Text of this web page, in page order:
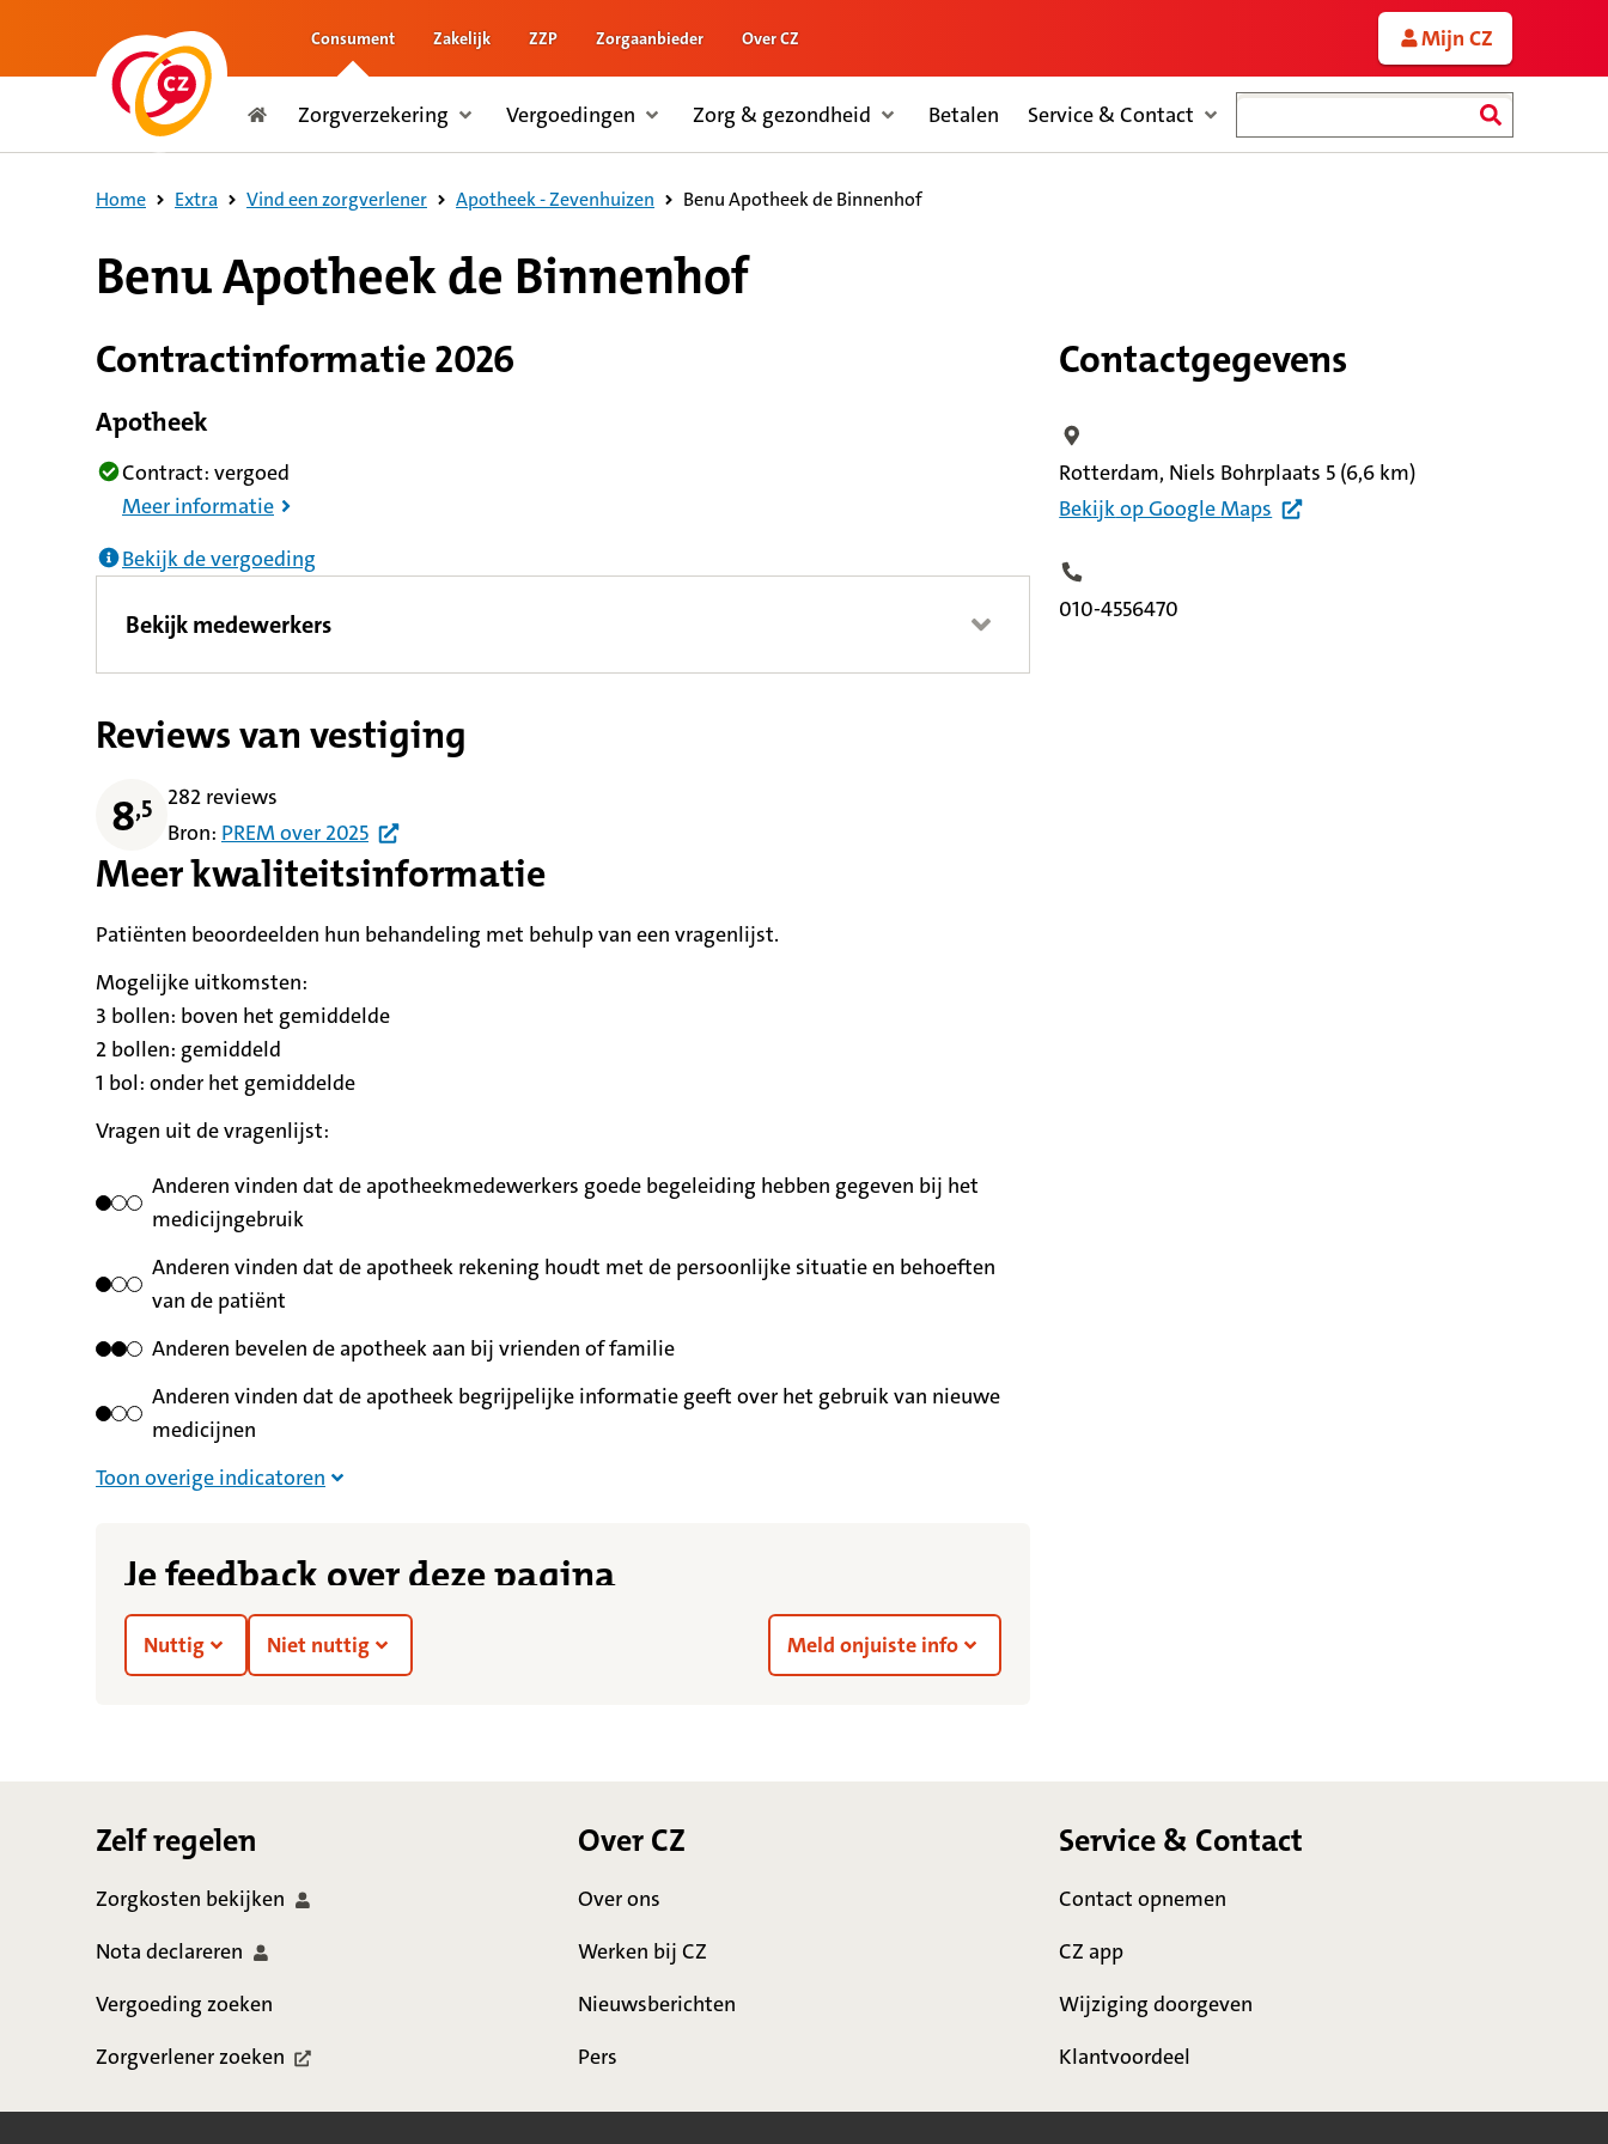
de inhoud
Consument Zakelijk ZZP Zorgaanbieder Over CZ Mijn CZ
Consument
Zorgverzekering Vergoedingen Zorg & gezondheid Betalen Service & Contact
Home Extra Vind een zorgverlener Apotheek - Zevenhuizen Benu Apotheek de Binnenhof
Benu Apotheek de Binnenhof
Contractinformatie 2026
Apotheek
Contract: vergoed
Meer informatie
Bekijk de vergoeding
Bekijk medewerkers
Reviews van vestiging
8,5 op basis van 282 reviews
8,5 282 reviews
Bron: PREMover 2025
Meer kwaliteitsinformatie
Patiënten beoordeelden hun behandeling met behulp van een vragenlijst.
Mogelijke uitkomsten:
3 bollen: betekent
boven het gemiddelde
2 bollen: betekent
gemiddeld
1 bol: betekent
onder het gemiddelde
Vragen uit de vragenlijst:
Anderen vinden dat de apotheekmedewerkers goede begeleiding hebben gegeven bij het
medicijngebruik
Anderen vinden dat de apotheek rekening houdt met de persoonlijke situatie en behoeften
van de patiënt
Anderen bevelen de apotheek aan bij vrienden of familie
Anderen vinden dat de apotheek begrijpelijke informatie geeft over het gebruik van nieuwe
medicijnen
Toon overige indicatoren
Contactgegevens
Locatiegegevens
Rotterdam, Niels Bohrplaats 5 (6,6 km)
Bekijkop Google Maps
Telefoonnummer
010-4556470
Je feedback over deze pagina
Nuttig Niet nuttig Meld onjuiste info
Zelf regelen
Zorgkosten bekijken
Nota declareren
Vergoeding zoeken
Zorgverlenerzoeken
Over CZ
Over ons
Werken bij CZ
Nieuwsberichten
Pers
Service & Contact
Contact opnemen
CZ app
Wijziging doorgeven
Klantvoordeel